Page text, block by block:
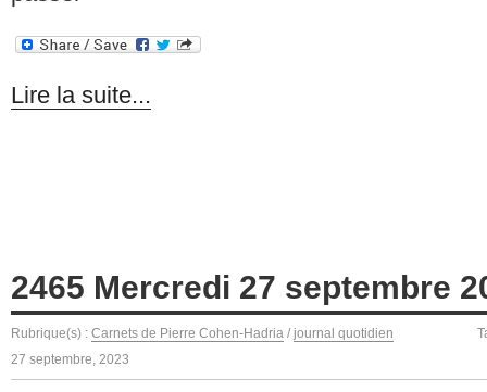
Lire la suite...
2465 Mercredi 27 septembre
Rubrique(s) : Carnets de Pierre Cohen-Hadria / journal quotidien
27 septembre, 2023